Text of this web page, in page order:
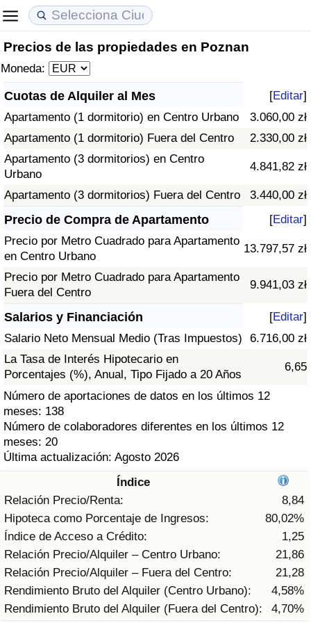
Precios de las propiedades en Poznan
Moneda:
Cuotas de Alquiler al Mes [Editar]
Apartamento (1 dormitorio) en Centro Urbano
3.060,00 zł
Apartamento (1 dormitorio) Fuera del Centro
2.330,00 zł
Apartamento (3 dormitorios) en Centro
Urbano
4.841,82 zł
Apartamento (3 dormitorios) Fuera del Centro 3.440,00 zł
Precio de Compra de Apartamento [Editar]
Precio por Metro Cuadrado para Apartamento
en Centro Urbano
13.797,57 zł
Precio por Metro Cuadrado para Apartamento
Fuera del Centro
9.941,03 zł
Salarios y Financiación [Editar]
Salario Neto Mensual Medio (Tras Impuestos)
6.716,00 zł
La Tasa de Interés Hipotecario en
Porcentajes (%), Anual, Tipo Fijado a 20 Años
6,65
Número de aportaciones de datos en los últimos 12
meses: 138
Número de colaboradores diferentes en los últimos 12
meses: 20
Última actualización: Agosto 2026
Índice
Relación Precio/Renta:
8,84
Hipoteca como Porcentaje de Ingresos:
80,02%
Índice de Acceso a Crédito:
1,25
Relación Precio/Alquiler – Centro Urbano:
21,86
Relación Precio/Alquiler – Fuera del Centro:
21,28
Rendimiento Bruto del Alquiler (Centro Urbano):
4,58%
Rendimiento Bruto del Alquiler (Fuera del Centro):
4,70%
Coste de vida
Índice de Costo de Vida (Actual)
Índice de Costo de Vida
Índice de costo de vida por país
en aqaba
Precios de las propiedades
Índice de Precios de Inmuebles (Actual)
Índice de Precios de Inmuebles
Índice de Precios de Inmuebles por País
Calidad de Vida
Índice de Calidad de Vida
Índice de Calidad de Vida (Actual)
Índice de calidad de vida por país
Delincuencia
Calificación del Índice de Criminalidad
(Actual)
Índice de Criminalidad
Índice de criminalidad por país
Sanidad
Índice de Sanidad (Actual)
Índice de Sanidad
Índice de Sanidad por País
Contaminación
Índice de Contaminación (Actual)
Índice de contaminación
Índice de Contaminación por País